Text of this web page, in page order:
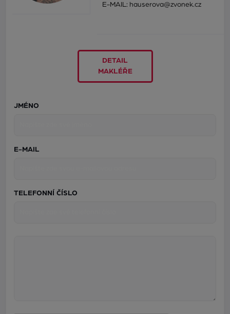
E-MAIL: hauserova@zvonek.cz
DETAIL
MAKLÉŘE
JMÉNO
E-MAIL
TELEFONNÍ ČÍSLO